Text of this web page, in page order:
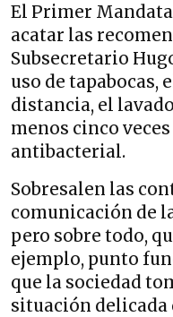
El Primer
acatar las
Subsecretario
uso de tapabocas,
distancia, el
menos cinco
antibacterial.
Sobresalen las
comunicación de
pero sobre todo,
ejemplo, punto
que la sociedad
situación delicada